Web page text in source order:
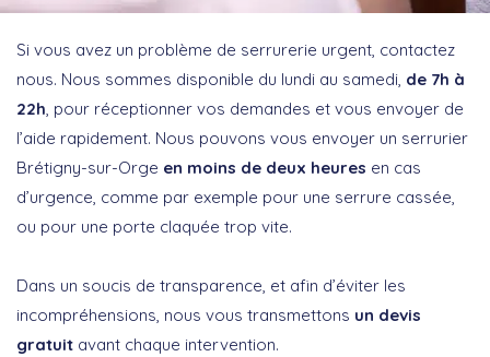
Si vous avez un problème de serrurerie urgent, contactez
nous. Nous sommes disponible du lundi au samedi, de 7h à
22h, pour réceptionner vos demandes et vous envoyer de
l’aide rapidement. Nous pouvons vous envoyer un serrurier
Brétigny-sur-Orge en moins de deux heures en cas
d’urgence, comme par exemple pour une serrure cassée,
ou pour une porte claquée trop vite.
Dans un soucis de transparence, et afin d’éviter les
incompréhensions, nous vous transmettons un devis
gratuit avant chaque intervention.